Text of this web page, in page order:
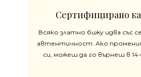
Сертифицирано
Всяко златно бижу идва със
автентичност. Ако
си, можеш да го върнеш в